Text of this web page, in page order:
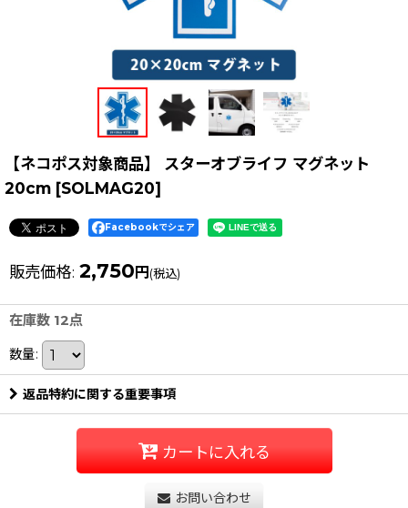
【ネコポス対象商品】 スターオブライフ マグネット
20cm [SOLMAG20]
Facebookでシェア
販売価格: 2,750 円 (税込)
在庫数 12点
数量:
返品特約に関する重要事項
カートに入れる
お問い合わせ